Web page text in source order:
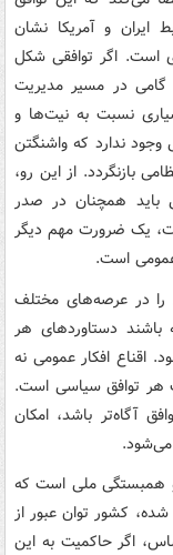
ایران و آمریکا نشان
است. اگر توافقی شکل
گامی در مسیر مدیریت
نسبت به نیت‌ها و
ندارد که واشنگتن
بازنگردد. از این رو،
باید همچنان در صدر
یک ضرورت مهم دیگر
عمومی است.
را در عرصه‌های مختلف
دستاوردهای هر
اقناع افکار عمومی نه
هر توافق سیاسی است.
آگاه‌تر باشد، امکان
می‌شود.
و همبستگی ملی است که
کشور توان عبور از
اگر حاکمیت به این